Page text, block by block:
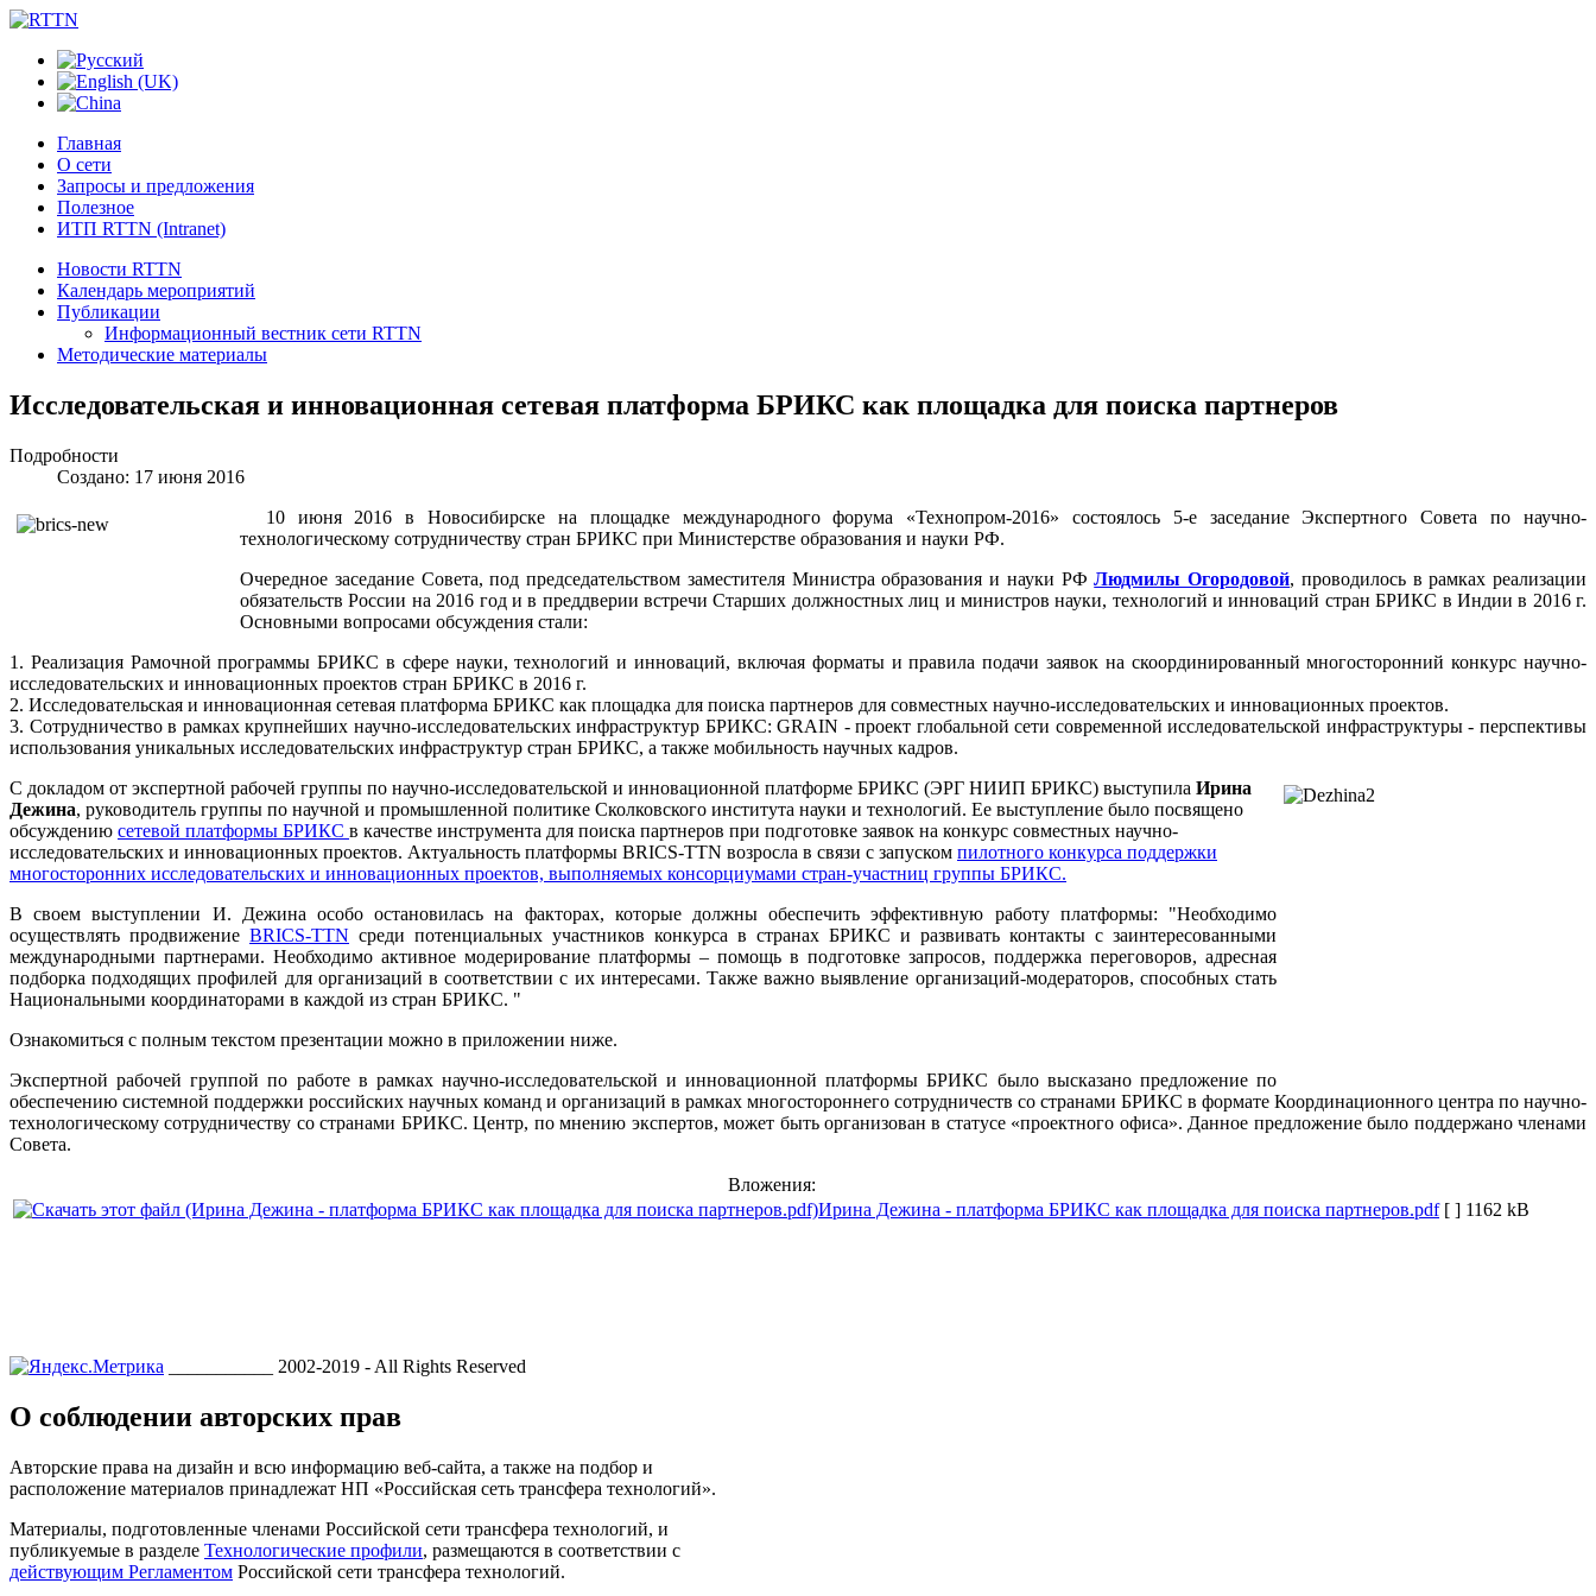
Главная
О сети
Запросы и предложения
Полезное
ИТП RTTN (Intranet)
Новости RTTN
Календарь мероприятий
Публикации
Информационный вестник сети RTTN
Методические материалы
Исследовательская и инновационная сетевая платформа БРИКС как площадка для поиска партнеров
Подробности
Создано: 17 июня 2016
10 июня 2016 в Новосибирске на площадке международного форума «Технопром-2016» состоялось 5-е заседание Экспертного Совета по научно-
технологическому сотрудничеству стран БРИКС при Министерстве образования и науки РФ.
Очередное заседание Совета, под председательством заместителя Министра образования и науки РФЛюдмилы Огородовой, проводилось в рамках реализации
обязательств России на 2016 год и в преддверии встречи Старших должностных лиц и министров науки, технологий и инноваций стран БРИКС в Индии в 2016 г.
Основными вопросами обсуждения стали:
1. Реализация Рамочной программы БРИКС в сфере науки, технологий и инноваций, включая форматы и правила подачи заявок на скоординированный многосторонний конкурс научно-
исследовательских и инновационных проектов стран БРИКС в 2016 г.
2. Исследовательская и инновационная сетевая платформа БРИКС как площадка для поиска партнеров для совместных научно-исследовательских и инновационных проектов.
3. Сотрудничество в рамках крупнейших научно-исследовательских инфраструктур БРИКС: GRAIN - проект глобальной сети современной исследовательской инфраструктуры - перспективы
использования уникальных исследовательских инфраструктур стран БРИКС, а также мобильность научных кадров.
С докладом от экспертной рабочей группы по научно-исследовательской и инновационной платформе БРИКС (ЭРГ НИИП БРИКС) выступила Ирина
Дежина, руководитель группы по научной и промышленной политике Сколковского института науки и технологий. Ее выступление было посвящено
обсуждению сетевой платформы БРИКС в качестве инструмента для поиска партнеров при подготовке заявок на конкурс совместных научно-
исследовательских и инновационных проектов. Актуальность платформы BRICS-TTN возросла в связи с запуском пилотного конкурса поддержки
многосторонних исследовательских и инновационных проектов, выполняемых консорциумами стран-участниц группы БРИКС.
В своем выступлении И. Дежина особо остановилась на факторах, которые должны обеспечить эффективную работу платформы: "Необходимо
осуществлять продвижение BRICS-TTN среди потенциальных участников конкурса в странах БРИКС и развивать контакты с заинтересованными
международными партнерами. Необходимо активное модерирование платформы – помощь в подготовке запросов, поддержка переговоров, адресная
подборка подходящих профилей для организаций в соответствии с их интересами. Также важно выявление организаций-модераторов, способных стать
Национальными координаторами в каждой из стран БРИКС. "
Ознакомиться с полным текстом презентации можно в приложении ниже.
Экспертной рабочей группой по работе в рамках научно-исследовательской и инновационной платформы БРИКС было высказано предложение по
обеспечению системной поддержки российских научных команд и организаций в рамках многостороннего сотрудничеств со странами БРИКС в формате Координационного центра по научно-
технологическому сотрудничеству со странами БРИКС. Центр, по мнению экспертов, может быть организован в статусе «проектного офиса». Данное предложение было поддержано членами
Совета.
Вложения:
Ирина Дежина - платформа БРИКС как площадка для поиска партнеров.pdf [ ] 1162 kB
___________ 2002-2019 - All Rights Reserved
О соблюдении авторских прав
Авторские права на дизайн и всю информацию веб-сайта, а также на подбор и
расположение материалов принадлежат НП «Российская сеть трансфера технологий».
Материалы, подготовленные членами Российской сети трансфера технологий, и
публикуемые в разделе Технологические профили, размещаются в соответствии с
действующим Регламентом Российской сети трансфера технологий.